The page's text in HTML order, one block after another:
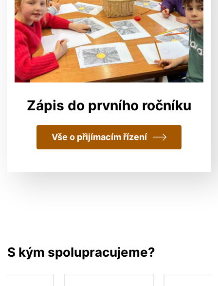
Zápis do prvního ročníku
Vše o přijímacím řízení
S kým spolupracujeme?